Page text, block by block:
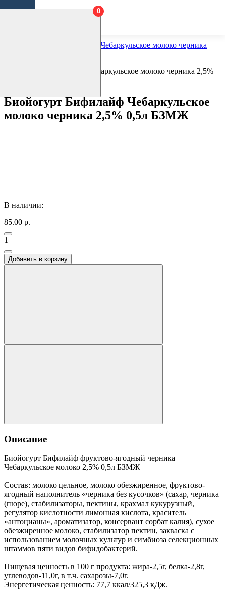
0
Введите этап поиска выше...
Биойогурт Бифилайф Чебаркульское молоко черника
Биойогурт Бифилайф Чебаркульское
молоко черника 2,5% 0,5л БЗМЖ
В наличии:
85.00 р.
1
Добавить в корзину
Описание
Биойогурт Бифилайф фруктово-ягодный черника
Чебаркульское молоко 2,5% 0,5л БЗМЖ
Состав: молоко цельное, молоко обезжиренное, фруктово-
ягодный наполнитель «черника без кусочков» (сахар, черника
(пюре), стабилизаторы, пектины, крахмал кукурузный,
регулятор кислотности лимонная кислота, краситель
«антоцианы», ароматизатор, консервант сорбат калия), сухое
обезжиренное молоко, стабилизатор пектин, закваска с
использованием молочных культур и симбиоза селекционных
штаммов пяти видов бифидобактерий.
Пищевая ценность в 100 г продукта: жира-2,5г, белка-2,8г,
углеводов-11,0г, в т.ч. сахарозы-7,0г.
Энергетическая ценность: 77,7 ккал/325,3 кДж.